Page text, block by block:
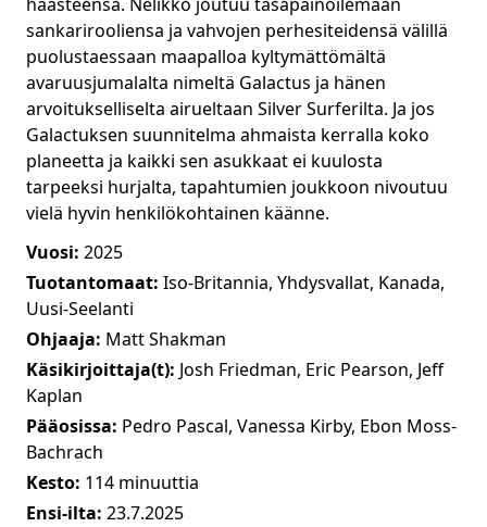
sankarirooliensa ja vahvojen perhesiteidensä välillä
puolustaessaan maapalloa kyltymättömältä
avaruusjumalalta nimeltä Galactus ja hänen
arvoitukselliselta airueltaan Silver Surferilta. Ja jos
Galactuksen suunnitelma ahmaista kerralla koko
planeetta ja kaikki sen asukkaat ei kuulosta
tarpeeksi hurjalta, tapahtumien joukkoon nivoutuu
vielä hyvin henkilökohtainen käänne.
Vuosi: 2025
Tuotantomaat: Iso-Britannia, Yhdysvallat, Kanada,
Uusi-Seelanti
Ohjaaja: Matt Shakman
Käsikirjoittaja(t): Josh Friedman, Eric Pearson, Jeff
Kaplan
Pääosissa: Pedro Pascal, Vanessa Kirby, Ebon Moss-
Bachrach
Kesto: 114 minuuttia
Ensi-ilta: 23.7.2025